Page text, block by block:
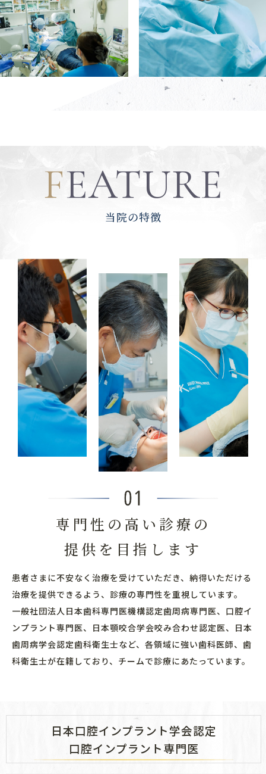
FEATURE
当院の特徴
専門性の高い診療の
提供を目指します
患者さまに不安なく治療を受けていただき、納得いただける
治療を提供できるよう、診療の専門性を重視しています。
一般社団法人日本歯科専門医機構認定歯周病専門医、口腔イ
ンプラント専門医、日本顎咬合学会咬み合わせ認定医、日本
歯周病学会認定歯科衛生士など、各領域に強い歯科医師、歯
科衛生士が在籍しており、チームで診療にあたっています。
日本口腔インプラント学会認定
口腔インプラント専門医